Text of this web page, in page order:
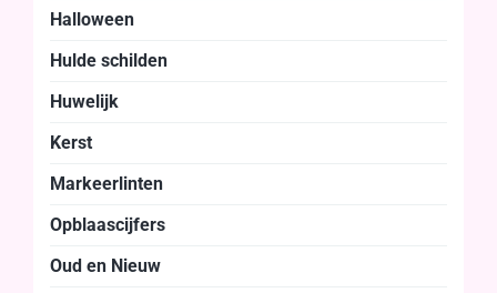
Halloween
Hulde schilden
Huwelijk
Kerst
Markeerlinten
Opblaascijfers
Oud en Nieuw